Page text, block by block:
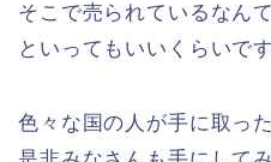
そこで売られているなん
といってもいいくらいです
色々な国の人が手に取っ